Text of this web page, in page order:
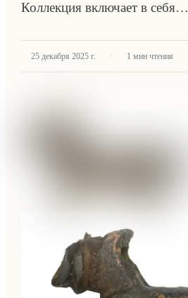
Коллекция включает в себя…
25 декабря 2025 г. · 1 мин чтения